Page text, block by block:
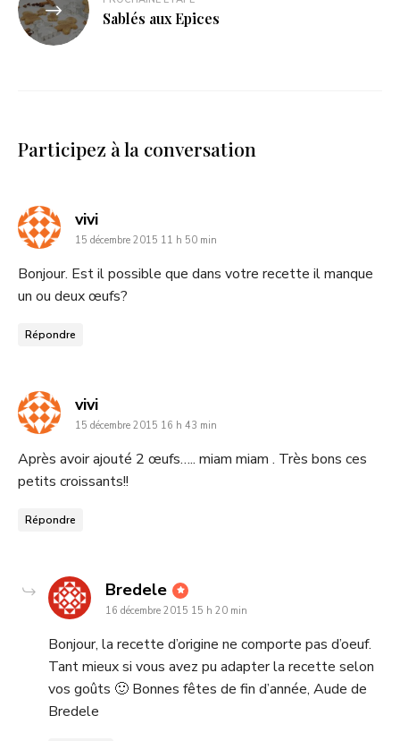
Sablés aux Epices
Participez à la conversation
vividit
:
15 décembre 2015 11 h 50 min
Bonjour. Est il possible que dans votre recette il manque
un ou deux œufs?
Répondre
vividit
:
15 décembre 2015 16 h 43 min
Après avoir ajouté 2 œufs….. miam miam . Très bons ces
petits croissants!!
Répondre
Bredele
dit
16 décembre 2015 15 h 20 min
Bonjour, la recette d’origine ne comporte pas d’oeuf.
Tant mieux si vous avez pu adapter la recette selon
vos goûts 🙂 Bonnes fêtes de fin d’année, Aude de
Bredele